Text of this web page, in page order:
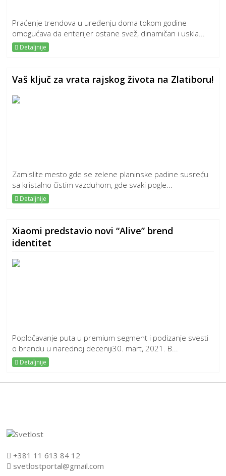
Praćenje trendova u uređenju doma tokom godine
omogućava da enterijer ostane svež, dinamičan i uskla...
Detaljnije
Vaš ključ za vrata rajskog života na Zlatiboru!
Zamislite mesto gde se zelene planinske padine susreću
sa kristalno čistim vazduhom, gde svaki pogle...
Detaljnije
Xiaomi predstavio novi “Alive” brend
identitet
Popločavanje puta u premium segment i podizanje svesti
o brendu u narednoj deceniji30. mart, 2021. B...
Detaljnije
+381 11 613 84 12
svetlostportal@gmail.com